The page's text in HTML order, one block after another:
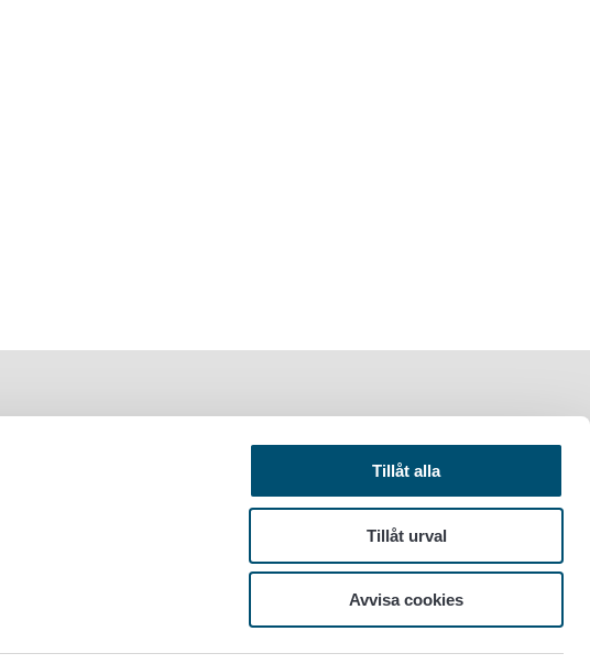
Tillåt alla
Tillåt urval
Avvisa cookies